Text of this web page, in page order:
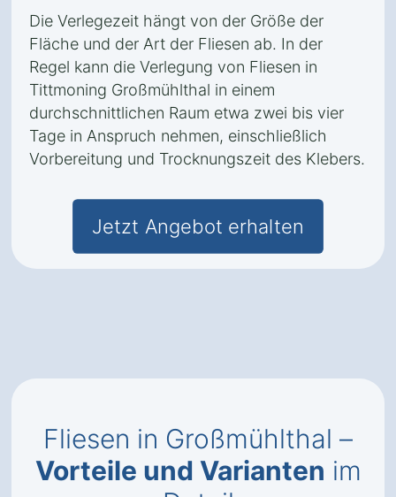
Die Verlegezeit hängt von der Größe der
Fläche und der Art der Fliesen ab. In der
Regel kann die Verlegung von Fliesen in
Tittmoning Großmühlthal in einem
durchschnittlichen Raum etwa zwei bis vier
Tage in Anspruch nehmen, einschließlich
Vorbereitung und Trocknungszeit des Klebers.
Jetzt Angebot erhalten
Fliesen in Großmühlthal –
Vorteile und Varianten im